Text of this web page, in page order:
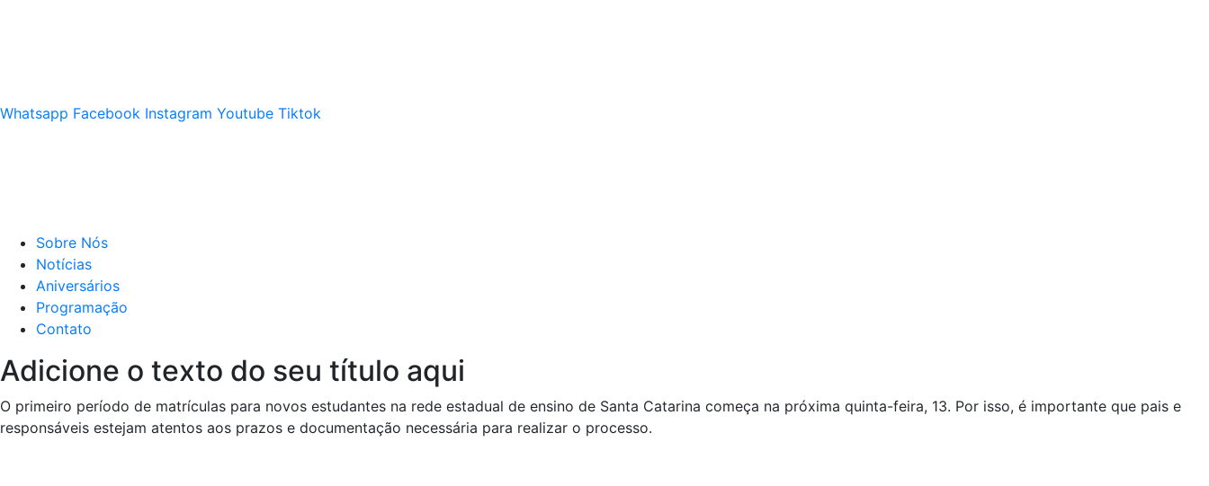
Whatsapp Facebook Instagram Youtube Tiktok
Sobre Nós
Notícias
Aniversários
Programação
Contato
Adicione o texto do seu título aqui
O primeiro período de matrículas para novos estudantes na rede estadual de ensino de Santa Catarina começa na próxima quinta-feira, 13. Por isso, é importante que pais e
responsáveis estejam atentos aos prazos e documentação necessária para realizar o processo.